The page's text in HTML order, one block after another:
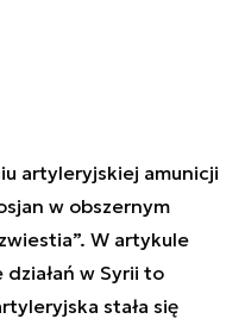
artyleryjskiej amunicji
w obszernym
W artykule
w Syrii to
stała się